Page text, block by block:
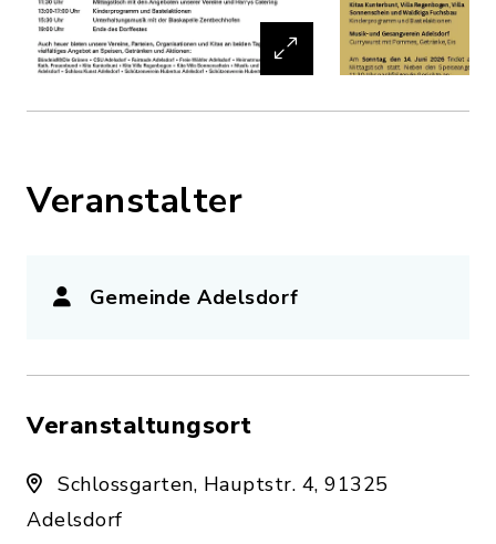
Veranstalter
Gemeinde Adelsdorf
Veranstaltungsort
Schlossgarten, Hauptstr. 4, 91325
Adelsdorf